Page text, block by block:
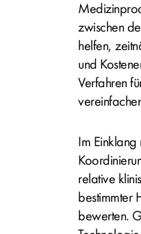
zwischen
helfen,
und
Verfahren
Im
relative
bestimmter
bewerten.